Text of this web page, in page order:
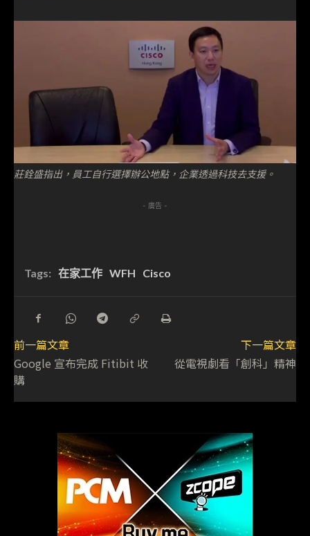
莊銓盛指出，員工自行選擇辦公地點，企業透過科技去支援。
- 廣告 -
Tags: 在家工作 WFH Cisco
前一篇文章
Google 宣布完成 Fitibit 收
購
下一篇文章
從電視劇看「創科」精神